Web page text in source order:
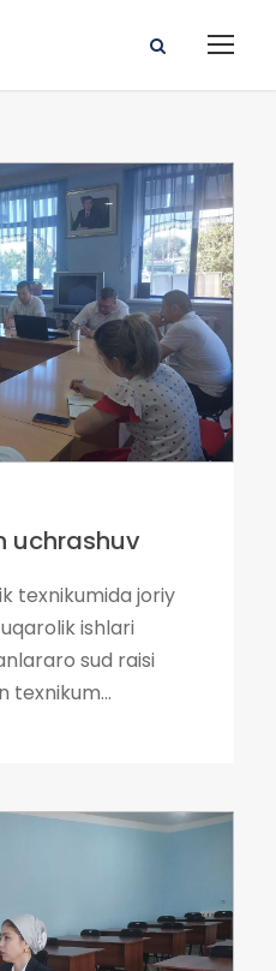
uchrashuv
texnikumida joriy
ishlari
sud raisi
texnikum...